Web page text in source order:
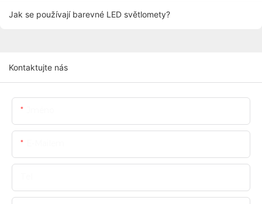
Jak se používají barevné LED světlomety?
Kontaktujte nás